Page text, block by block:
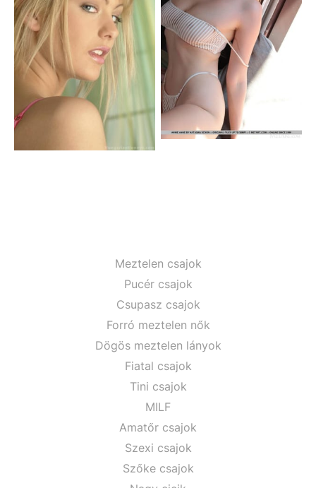
Meztelen csajok
Pucér csajok
Csupasz csajok
Forró meztelen nők
Dögös meztelen lányok
Fiatal csajok
Tini csajok
MILF
Amatőr csajok
Szexi csajok
Szőke csajok